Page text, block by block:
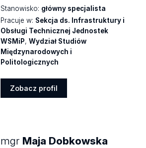
Stanowisko: główny specjalista
Pracuje w: Sekcja ds. Infrastruktury i
Obsługi Technicznej Jednostek
WSMiP,Wydział Studiów
Międzynarodowych i
Politologicznych
Zobacz profil
mgr Maja Dobkowska